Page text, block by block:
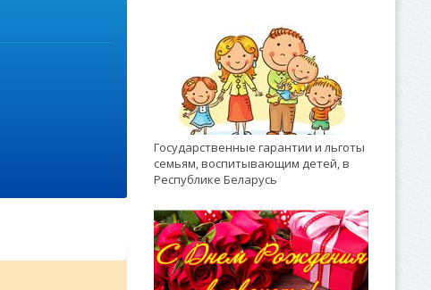
Государственные гарантии и льготы
семьям, воспитывающим детей, в
Республике Беларусь